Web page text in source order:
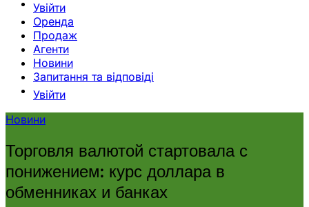
Увійти
Оренда
Продаж
Агенти
Новини
Запитання та відповіді
Увійти
Новини
Торговля валютой стартовала с
понижением: курс доллара в
обменниках и банках